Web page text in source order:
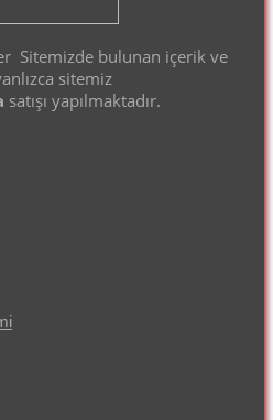
Sitemizde bulunan içerik ve
sitemiz
satışı yapılmaktadır.